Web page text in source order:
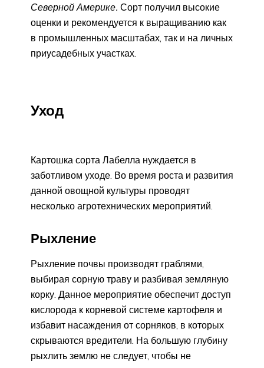
Северной Америке. Сорт получил высокие
оценки и рекомендуется к выращиванию как
в промышленных масштабах, так и на личных
приусадебных участках.
Уход
Картошка сорта Лабелла нуждается в
заботливом уходе. Во время роста и развития
данной овощной культуры проводят
несколько агротехнических мероприятий.
Рыхление
Рыхление почвы производят граблями,
выбирая сорную траву и разбивая земляную
корку. Данное мероприятие обеспечит доступ
кислорода к корневой системе картофеля и
избавит насаждения от сорняков, в которых
скрываются вредители. На большую глубину
рыхлить землю не следует, чтобы не